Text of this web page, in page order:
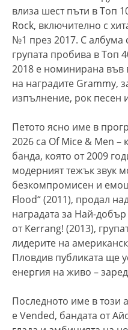
влиза шест пъти в Топ
Rock, включително с
№1 през 2017. С албума
групата пробива в Топ
2018 е номинирана във
на наградите Grammy,
изпълнение, рок песен
Петото ясно име в
2026 са Of Mice & Men
банда, която от 2009
модерният тежък звук
безкомпромисен и
Flood“ (2011), продал
наградата за Най-
от Kerrang! (2013),
лидерите на
Пловдив публиката ще
енергия на живо –
Последното име в този
е Vended, бандата от